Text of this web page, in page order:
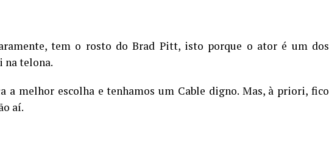
tem o rosto do Brad Pitt, isto porque o ator é um dos
na telona.
a melhor escolha e tenhamos um Cable digno. Mas, à priori, fico
aí.